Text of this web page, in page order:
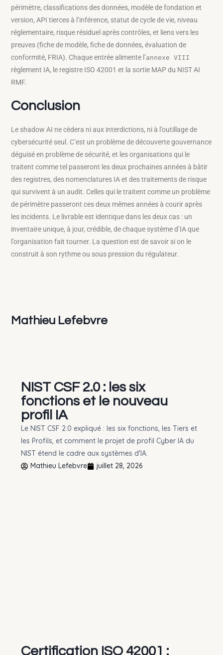
périmètre, classifications des données, modèle de fondation et
version, API tierces à l’inférence, statut de cycle de vie, niveau
réglementaire, risque résiduel après contrôles, et liens vers les
preuves (fiche de modèle, fiche de données, évaluation de
conformité, FRIA). Chaque entrée alimente l’annexe VIII
règlement IA, le registre ISO 42001 et la sortie MAP du NIST AI
RMF.
Conclusion
Le shadow AI ne cèdera ni aux interdictions, ni à l’outillage de
cybersécurité seul. C’est un problème de découverte gouvernance
déguisé en problème de sécurité, et les organisations qui le
traitent comme tel passeront les deux prochaines années à bâtir
des registres, des nomenclatures IA et des traitements de risque
qui survivent à un audit. Celles qui le traitent comme un problème
de périmètre passeront ces deux mêmes années à courir après
les incidents. Le livrable est identique dans les deux cas : un
inventaire unique, à jour, crédible, de chaque système d’IA que
l’organisation fait tourner. La question est de savoir si on le
construit à son rythme ou sous pression du régulateur.
Mathieu Lefebvre
NIST CSF 2.0 : les six
fonctions et le nouveau
profil IA
Le NIST CSF 2.0 expliqué : les six fonctions, les Tiers et
les Profils, et comment le projet de profil Cyber IA du
NIST étend le cadre aux systèmes d'IA.
Mathieu Lefebvre
juillet 28, 2026
Certification ISO 42001 :